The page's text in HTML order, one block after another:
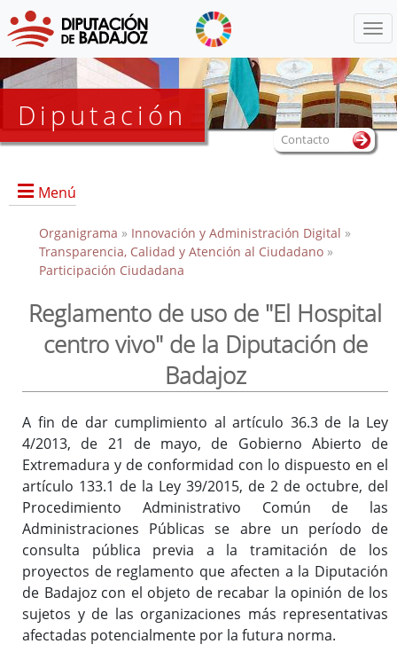
Diputación
Menú
Inicio
Organigrama » Innovación y Administración Digital »
Transparencia, Calidad y Atención al Ciudadano»
Participación Ciudadana
Reglamento de uso de "El Hospital
centro vivo" de la Diputación de
Badajoz
A fin de dar cumplimiento al artículo 36.3 de la Ley
4/2013, de 21 de mayo, de Gobierno Abierto de
Extremadura y de conformidad con lo dispuesto en el
artículo 133.1 de la Ley 39/2015, de 2 de octubre, del
Procedimiento Administrativo Común de las
Administraciones Públicas se abre un período de
consulta pública previa a la tramitación de los
proyectos de reglamento que afecten a la Diputación
de Badajoz con el objeto de recabar la opinión de los
sujetos y de las organizaciones más representativas
afectadas potencialmente por la futura norma.
Contacto